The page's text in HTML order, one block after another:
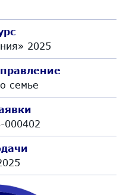
2025
семье
000402